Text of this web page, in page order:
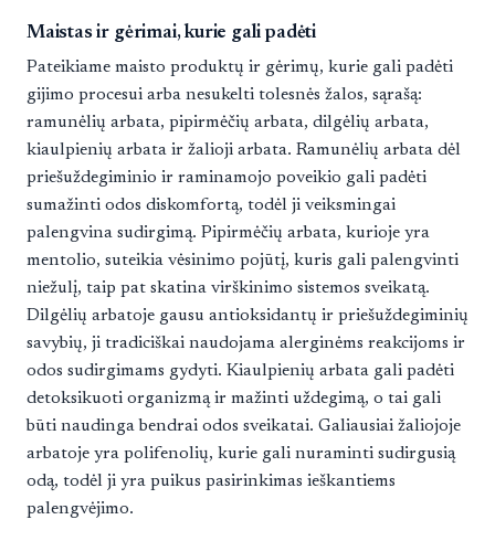
Maistas ir gėrimai, kurie gali padėti
Pateikiame maisto produktų ir gėrimų, kurie gali padėti
gijimo procesui arba nesukelti tolesnės žalos, sąrašą:
ramunėlių arbata, pipirmėčių arbata, dilgėlių arbata,
kiaulpienių arbata ir žalioji arbata. Ramunėlių arbata dėl
priešuždegiminio ir raminamojo poveikio gali padėti
sumažinti odos diskomfortą, todėl ji veiksmingai
palengvina sudirgimą. Pipirmėčių arbata, kurioje yra
mentolio, suteikia vėsinimo pojūtį, kuris gali palengvinti
niežulį, taip pat skatina virškinimo sistemos sveikatą.
Dilgėlių arbatoje gausu antioksidantų ir priešuždegiminių
savybių, ji tradiciškai naudojama alerginėms reakcijoms ir
odos sudirgimams gydyti. Kiaulpienių arbata gali padėti
detoksikuoti organizmą ir mažinti uždegimą, o tai gali
būti naudinga bendrai odos sveikatai. Galiausiai žaliojoje
arbatoje yra polifenolių, kurie gali nuraminti sudirgusią
odą, todėl ji yra puikus pasirinkimas ieškantiems
palengvėjimo.